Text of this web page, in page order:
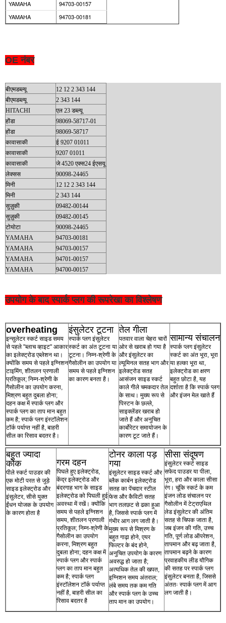
YAMAHA
94703-00157
YAMAHA
94703-00181
OE नंबर
बीएमडब्ल्यू
12 12 2 343 144
बीएमडब्ल्यू
2 343 144
HITACHI
एल 23 डब्ल्यू
होंडा
98069-58717-01
होंडा
98069-58717
कावासाकी
ई 9207 01011
कावासाकी
9207 01011
कावासाकी
जे 4520 एक्स24 ईएसयू
लेक्सस
90098-24465
मिनी
12 12 2 343 144
मिनी
2 343 144
सुज़ुकी
09482-00144
सुज़ुकी
09482-00145
टोयोटा
90098-24465
YAMAHA
94703-00181
YAMAHA
94703-00157
YAMAHA
94701-00157
YAMAHA
94700-00157
उपयोग के बाद स्पार्क प्लग की रूपरेखा का विश्लेषण
overheating
इन्सुलेटर स्कर्ट साइड समय
से पहले "ब्लाच व्हाइट" आकार
का इलेक्ट्रोड एब्लेशन था।
क्योंकि समय से पहले इग्निशन
टाइमिंग, शीतलन प्रणाली
प्रतिकूल; निम्न-श्रेणी के
गैसोलीन का उपयोग करना,
मिश्रण बहुत दुबला होना;
दहन कक्ष में स्पार्क प्लग और
स्पार्क प्लग का ताप मान बहुत
कम है; स्पार्क प्लग इंस्टॉलेशन
टॉर्क पर्याप्त नहीं है, बाहरी
सील का रिसाव बदतर है।
इंसुलेटर टूटना
स्पार्क प्लग इंसुलेटर
स्कर्ट का अंत टूटना या
टूटना। निम्न-श्रेणी के
गैसोलीन का उपयोग या
समय से पहले इग्निशन
का कारण बनता है।
तेल गीला
पतवार वाला चेहरा चारों
ओर से खराब हो गया है
और इंसुलेटर का
ल्यूमिनल सतह भाग और
इलेक्ट्रोड सतह
आसंजन साइड स्कर्ट
काले गीले चमकदार तेल
के साथ। मुख्य रूप से
पिस्टन के छल्ले,
साइक्लेंडर खराब हो
जाते हैं और अनुचित
कार्बोरेटर समायोजन के
कारण टूट जाते हैं।
सामान्य संचालन
स्पार्क प्लग इंसुलेटर
स्कर्ट का अंत भूरा, भूरा
या हल्का भूरा था,
इलेक्ट्रोड का क्षरण
बहुत छोटा है, यह
दर्शाता है कि स्पार्क प्लग
और इंजन मेल खाते हैं
बहुत ज्यादा
कोक
पीले स्कर्ट पाउडर की
एक मोटी परत से जुड़े
साइड इलेक्ट्रोड और
इंसुलेटर, सीसे युक्त
ईंधन योजक के उपयोग
के कारण होता है
गरम दहन
पिघले हुए इलेक्ट्रोड,
केंद्र इलेक्ट्रोड और
बंदरगाह भाग के साइड
इलेक्ट्रोड को पिघली हुई
अवस्था में रखें। क्योंकि
समय से पहले इग्निशन
समय, शीतलन प्रणाली
प्रतिकूल; निम्न-श्रेणी के
गैसोलीन का उपयोग
करना, मिश्रण बहुत
दुबला होना; दहन कक्ष में
स्पार्क प्लग और स्पार्क
प्लग का ताप मान बहुत
कम है; स्पार्क प्लग
इंस्टॉलेशन टॉर्क पर्याप्त
नहीं है, बाहरी सील का
रिसाव बदतर है
टोनर काला पड़
गया
इंसुलेटर साइड स्कर्ट और
ब्लैक कार्बन इलेक्ट्रोड
सतह का पेंचदार स्टील
फेस और कैविटी सतह
भाग तलछट से ढका हुआ
है, जिससे स्पार्क प्लग में
गंभीर आग लग जाती है।
मुख्य रूप से मिश्रण के
बहुत गाढ़ा होने, एयर
फिल्टर के बंद होने,
अनुचित उपयोग के कारण
अवरुद्ध हो जाता है;
अत्यधिक तेल की खपत,
इग्निशन समय अंतराल;
लंबे समय तक कम गति
और स्पार्क प्लग के उच्च
ताप मान का उपयोग।
सीसा संदूषण
इंसुलेटर स्कर्ट साइड
सफेद पाउडर या पीला,
भूरा, हरा और काला सीसा
रंग। चूंकि स्कर्ट के कम
इंजन लोड संचालन पर
गैसोलीन में टेट्राएथिल
लेड इंसुलेटर की अंतिम
सतह से चिपक जाता है,
जब इंजन की गति, उच्च
गति, पूर्ण लोड ऑपरेशन,
तापमान और बढ़ जाता है,
तापमान बढ़ने के कारण
प्रवाहकीय लीड यौगिक
की सतह पर स्पार्क प्लग
इंसुलेटर बनता है, जिससे
अंततः स्पार्क प्लग में आग
लग जाती है।